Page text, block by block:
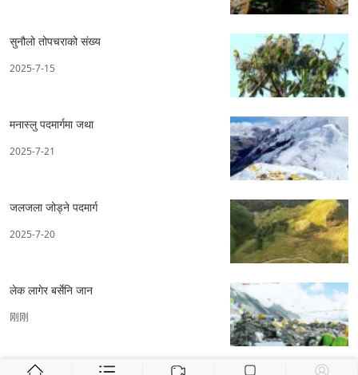
सुनौलो तोपचराको संख्य
2025-7-15
मनास्लु पदमार्गमा जथा
2025-7-21
जलजला जोड्ने पदमार्ग
2025-7-20
लेक लागेर बर्सेनि जान
刚刚